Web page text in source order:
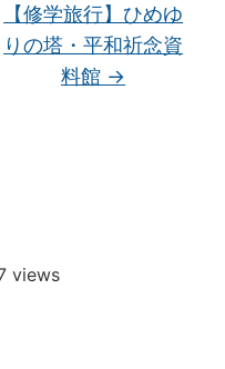
【修学旅行】ひめゆ
りの塔・平和祈念資
料館 →
views